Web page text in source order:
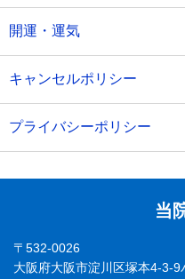
開運・運気
キャンセルポリシー
プライバシーポリシー
当
〒532-0026
大阪府大阪市淀川区塚本4-3-